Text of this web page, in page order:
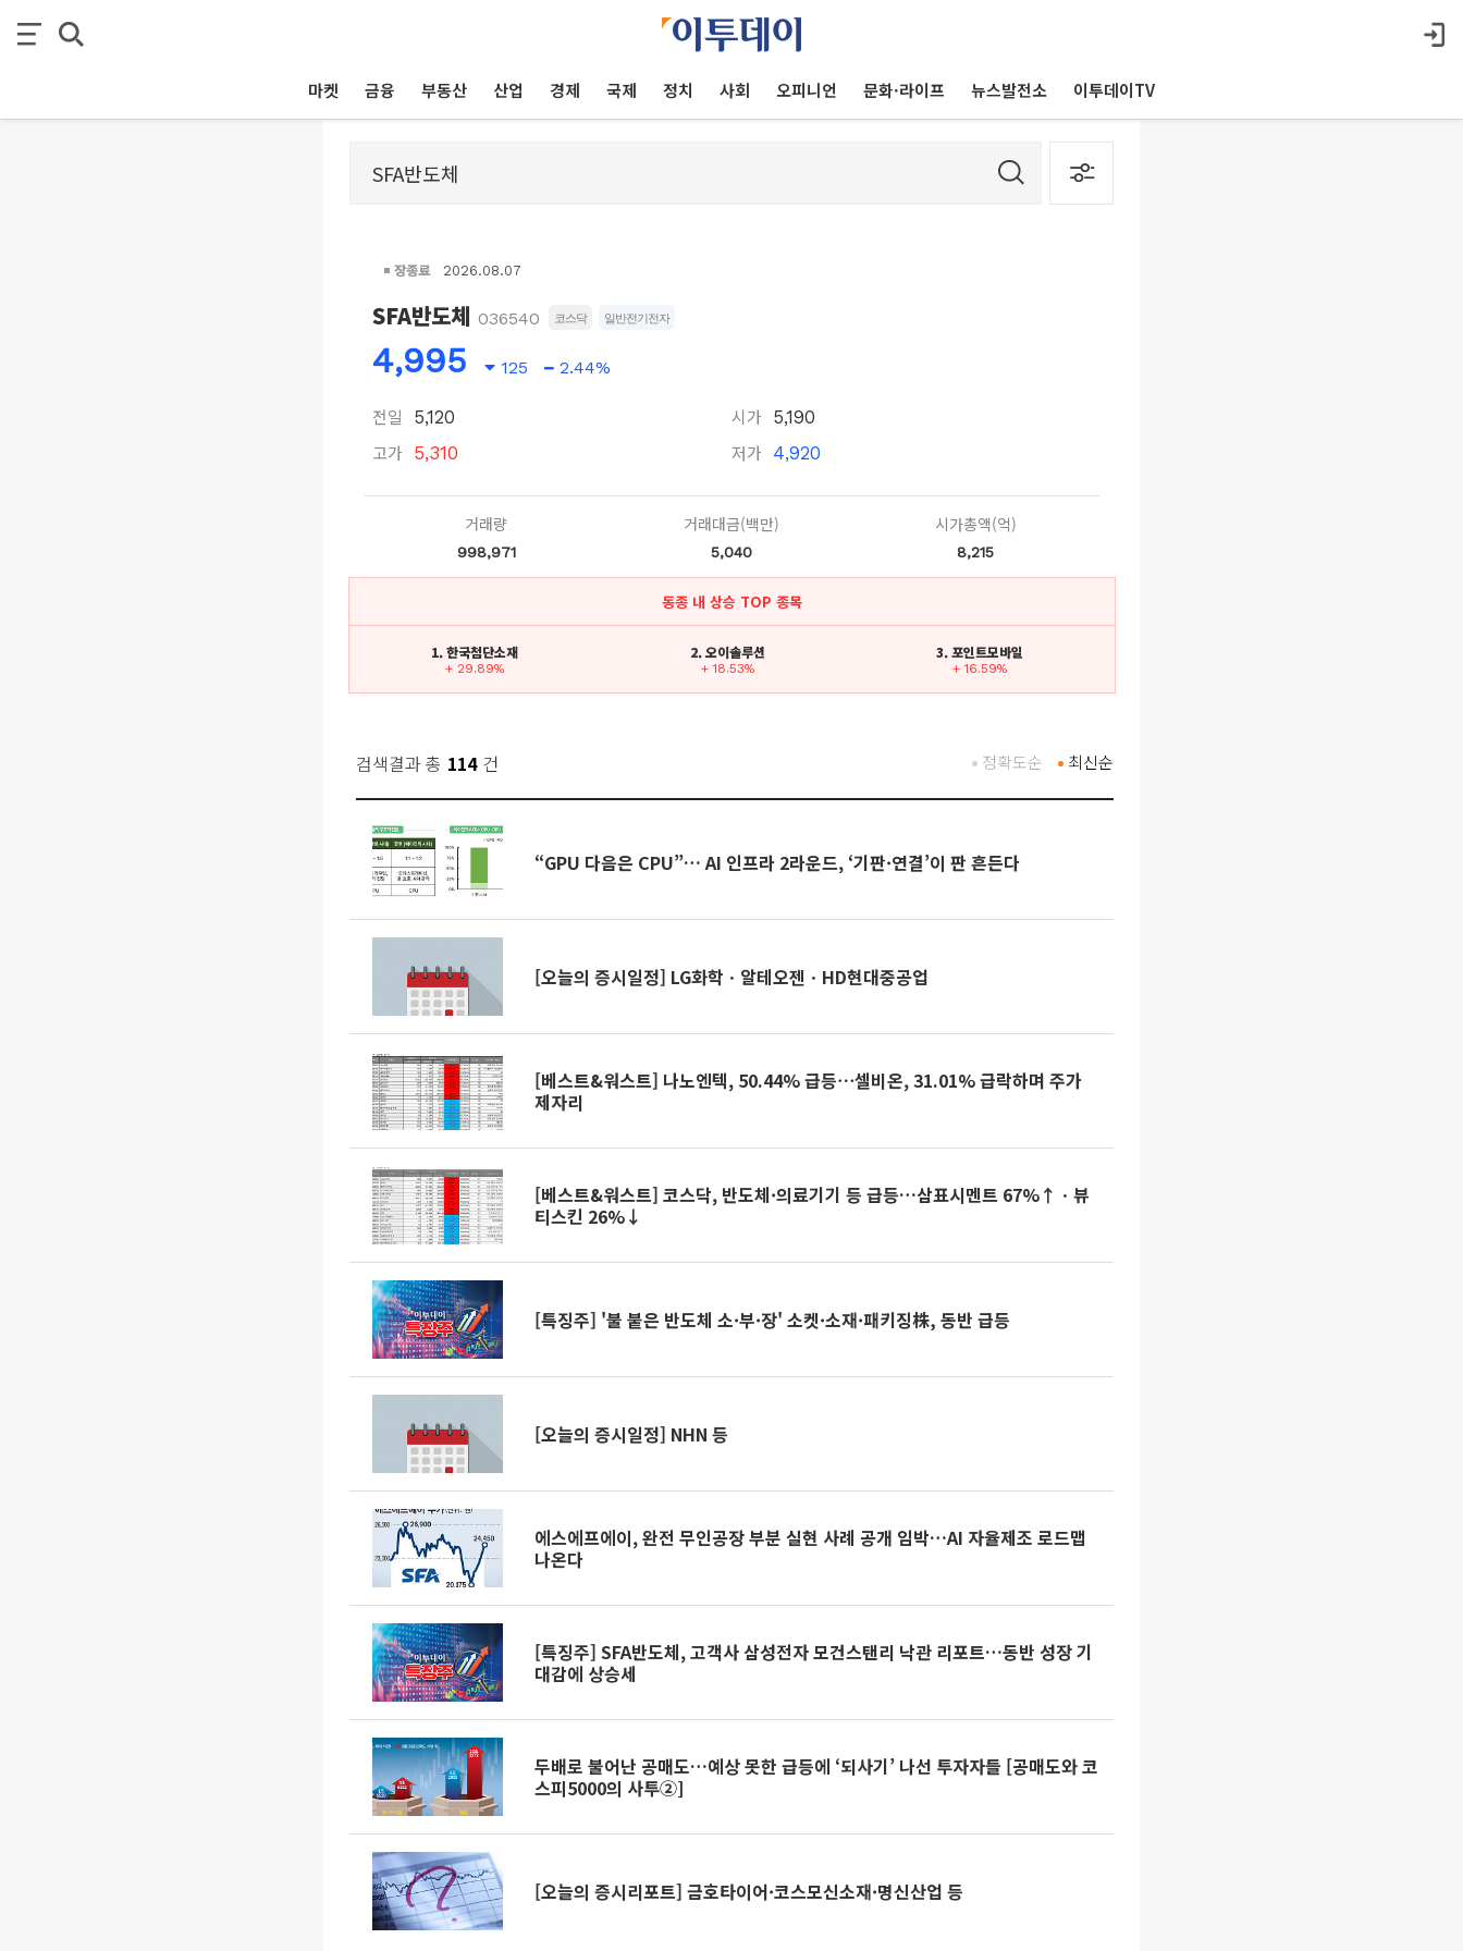
마켓 금융 부동산 산업 경제 국제 정치 사회 오피니언 문화·라이프 뉴스발전소 이투데이TV
장종료 2026.08.07
SFA반도체 036540 코스닥 일반전기전자
4,995 125 2.44%
전일 5,120
고가 5,310
시가 5,190
저가 4,920
거래량
998,971
거래대금(백만)
5,040
시가총액(억)
8,215
동종 내 상승 TOP 종목
1. 한국첨단소재
+ 29.89%
2. 오이솔루션
+ 18.53%
3. 포인트모바일
+ 16.59%
검색결과 총 114 건 최신순
정확도순
“GPU 다음은 CPU”… AI 인프라 2라운드, ‘기판·연결’이 판 흔든다
[오늘의 증시일정] LG화학ㆍ알테오젠ㆍHD현대중공업
[베스트&워스트] 나노엔텍, 50.44% 급등⋯셀비온, 31.01% 급락하며 주가
제자리
[베스트&워스트] 코스닥, 반도체·의료기기 등 급등…삼표시멘트 67%↑ㆍ뷰
티스킨 26%↓
[특징주] '불 붙은 반도체 소·부·장' 소켓·소재·패키징株, 동반 급등
[오늘의 증시일정] NHN 등
에스에프에이, 완전 무인공장 부분 실현 사례 공개 임박…AI 자율제조 로드맵
나온다
[특징주] SFA반도체, 고객사 삼성전자 모건스탠리 낙관 리포트…동반 성장 기
대감에 상승세
두배로 불어난 공매도…예상 못한 급등에 ‘되사기’ 나선 투자자들 [공매도와 코
스피5000의 사투②]
[오늘의 증시리포트] 금호타이어·코스모신소재·명신산업 등